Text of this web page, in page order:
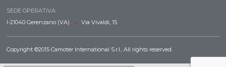
SEDE OPERATIVA:
I-21040 Gerenzano (VA)
• Via Vivaldi, 15
Copyright ©2015 Camoter International S.r.l., All rights reserved.